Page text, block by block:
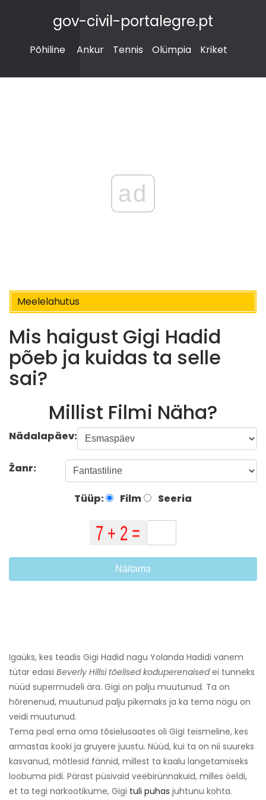
gov-civil-portalegre.pt
Põhiline Ankur Tennis Olümpia Kriket
ad
Meelelahutus
Mis haigust Gigi Hadid
põeb ja kuidas ta selle
sai?
Millist Filmi Näha?
Nädalapäev:
Žanr:
Tüüp: Film Seeria
Näitama
Igaüks, kes teadis Gigi Hadid nagu Yolanda Hadidi vanem
tütar edasi Beverly Hillsi tõelised koduperenaisedei tunneks
nüüd supermudeli ära. Gigi on palju muutunud. Ta on
hõrenenud, muutunud palju pikemaks ja ka tema nägu on
veidi muutunud.
Tema peal ema oma tõsielusaates oli Gigi teismeline, kes
armastas kooki ja gruyere juustu. Nüüd, kui ta on nii suureks
kasvanud, mõtlesid fännid, millest ta kaalu langetamiseks
loobuma pidi. Pärast püsivaid veebirünnakuid, milles öeldi,
et ta tegi narkootikume, Gigi tuli puhas juhtunu kohta.